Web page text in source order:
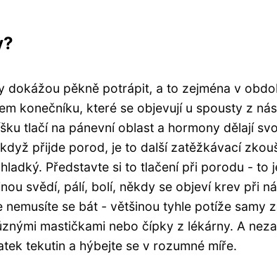
dokážou pěkně potrápit, a to zejména v
konečníku, které se objevují u spousty z
tlačí na pánevní oblast a hormony dělají
přijde porod, je to další zatěžkávací
Představte si to tlačení při porodu - to
svědí, pálí, bolí, někdy se objeví krev při
nemusíte se bát - většinou tyhle potíže samy
mastičkami nebo čípky z lékárny. A
tekutin a hýbejte se v rozumné míře.